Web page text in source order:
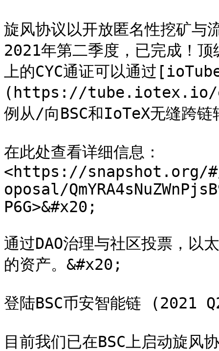
旋风协议以开放匿名性挖矿与
2021年第二季度，已完成！
上的CYC通证可以通过
(https://tube.iotex.io/
例从/向BSC和IoTeX无缝跨
在此处查看详细信息：
<https://snapshot.org/
oposal/
P6G>&#x20;
通过DAO治理与社区投票，以
的资产。&#x20;
登陆BSC币安智能链 (2021
目前我们已在BSC上启动旋风